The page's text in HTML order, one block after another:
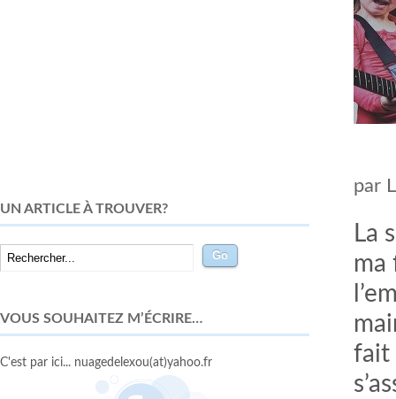
par
La
ma
fait
UN ARTICLE À TROUVER?
VOUS SOUHAITEZ M’ÉCRIRE…
C'est par ici... nuagedelexou(at)yahoo.fr